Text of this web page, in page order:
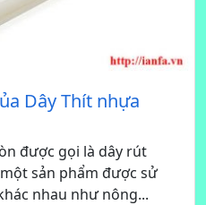
Dây Thít nhựa
được gọi là dây rút
sản phẩm được sử
nhau như nông...